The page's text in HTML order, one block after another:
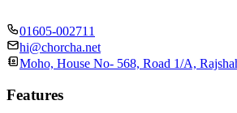
01605-002711
hi@chorcha.net
Moho, House No- 568, Road 1/A,
Features